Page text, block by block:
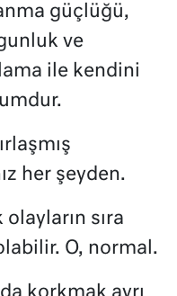
güçlüğü,
ve
ile kendini
her şeyden.
sıra
O, normal.